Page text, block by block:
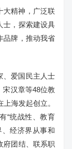
大精神，广泛联
士，探索建设具
品牌，推动我省
、爱国民主人士
宋汉章等48位教
海发起创立。
“统战性、教育
经济界从事和
府团结、联系职